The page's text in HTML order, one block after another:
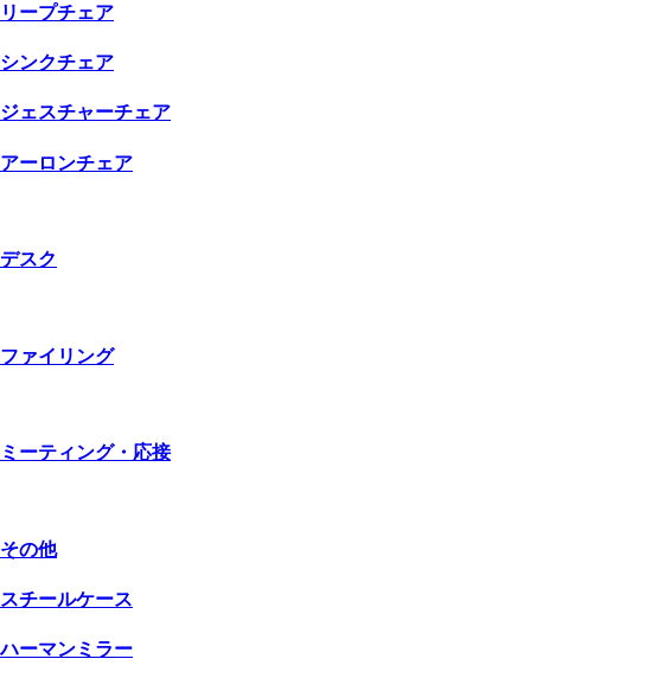
リープチェア
シンクチェア
ジェスチャーチェア
アーロンチェア
デスク
ファイリング
ミーティング・応接
その他
スチールケース
ハーマンミラー